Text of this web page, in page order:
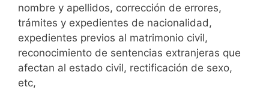
nombre y apellidos, corrección de errores,
trámites y expedientes de nacionalidad,
expedientes previos al matrimonio civil,
reconocimiento de sentencias extranjeras que
afectan al estado civil, rectificación de sexo,
etc,